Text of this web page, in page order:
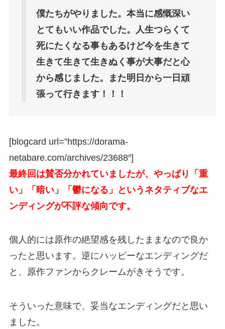
僕たちがやりました。本当に感慨深い
とてもいい作品でした。人生つらくて
死にたくなる事もあるけど今を生きて
生きて生きて生きぬく事が大事だと心
から感じました。また明日から一日頑
張って行きます！！！
[blogcard url=”https://dorama-
netabare.com/archives/23688″]
最終回は賛否分かれていましたが、やっぱり「重
い」「暗い」「鬱になる」というネタティブなエ
ンディングが不評な傾向です。
個人的には原作の絶望感を残したままなので良か
ったと思います。逆にハッピーなエンディングだ
と、原作ファンからクレームがきそうです。
そういった意味で、妥当なエンディングだと思い
ました。